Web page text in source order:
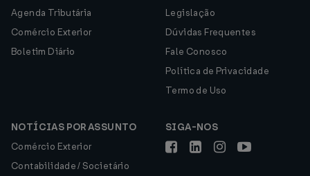
Agenda Tributária
Comércio Exterior
Boletim Diário
Legislação
Dúvidas Frequentes
Fale Conosco
Política de Privacidade
Termo de Uso
NOTÍCIAS POR ASSUNTO
Comércio Exterior
Contabilidade / Societário
SIGA-NOS